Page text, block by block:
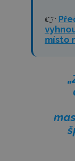
👉
místo